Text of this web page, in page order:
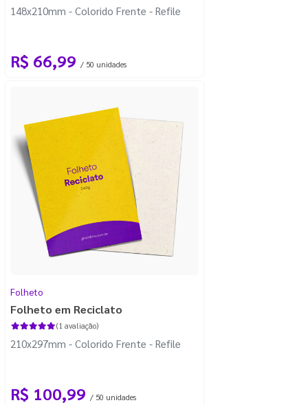
148x210mm - Colorido Frente - Refile
R$ 66,99 / 50 unidades
Folheto
Folheto em Reciclato
(1 avaliação)
210x297mm - Colorido Frente - Refile
R$ 100,99 / 50 unidades